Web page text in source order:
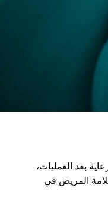
بعد العمليات،
المريض في